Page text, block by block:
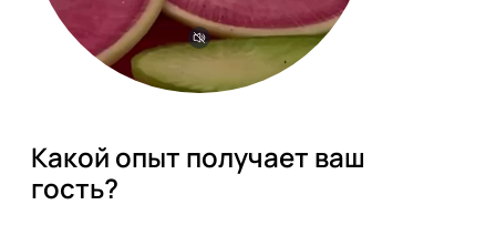
Какой опыт получает ваш
гость?